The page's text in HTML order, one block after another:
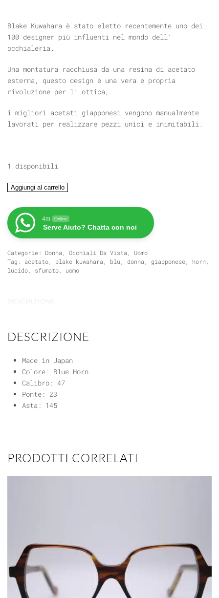
Blake Kuwahara è stato eletto recentemente uno dei
100 designer più influenti nel mondo dell’
occhialeria.
Una montatura racchiusa da una resina di acetato
esterna, questo design è una vera e propria
rivoluzione per l’ ottica,
i migliori acetati giapponesi vengono manualmente
lavorati per realizzare pezzi unici e inimitabili.
1 disponibili
BLAKE
SMITHSUN
quantità
Aggiungi al carrello
4m Online
Serve Aiuto? Chatta con noi
Categorie: Donna Occhiali Da Vista
Uomo
Tag: acetato blake kuwahara blu donna giapponese horn
lucido
sfumato uomo
DESCRIZIONE
DESCRIZIONE
Made in Japan
Colore: Blue Horn
Calibro: 47
Ponte: 23
Asta: 145
PRODOTTI CORRELATI